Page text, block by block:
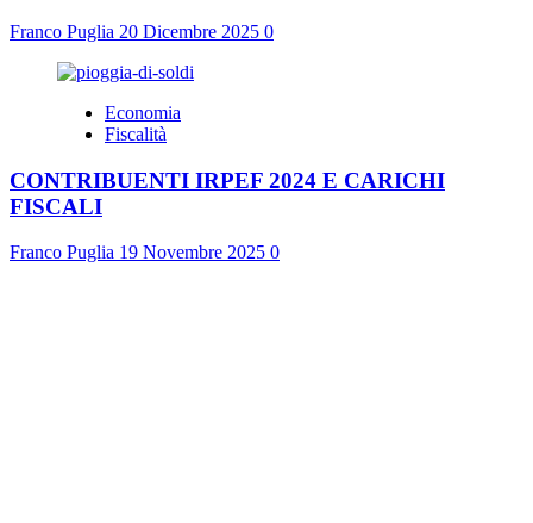
Franco Puglia 20 Dicembre 2025 0
Economia
Fiscalità
CONTRIBUENTI IRPEF 2024 E CARICHI
FISCALI
Franco Puglia 19 Novembre 2025 0